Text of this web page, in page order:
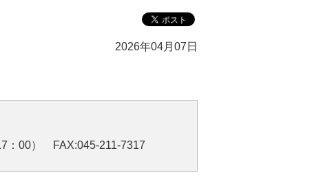
2026年04月07日
：00） FAX:045-211-7317